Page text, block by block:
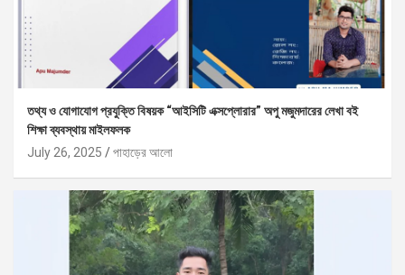
তথ্য ও যোগাযোগ প্রযুক্তি বিষয়ক “আইসিটি এক্সপ্লোরার” অপু মজুমদারের লেখা বই
শিক্ষা ব্যবস্থায় মাইলফলক
July 26, 2025
পাহাড়ের আলো